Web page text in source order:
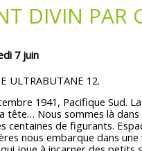
DIVIN PAR
7 juin
ULTRABUTANE 12.
1941, Pacifique Sud.
tête… Nous sommes là
centaines de figurants.
nous embarque dans